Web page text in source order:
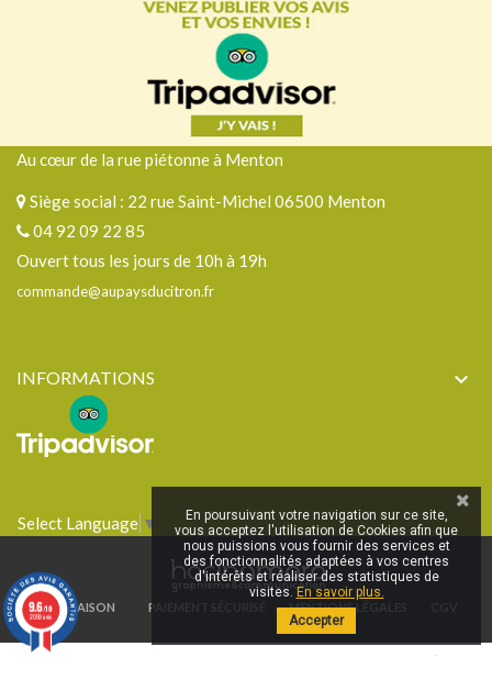
Au cœur de la rue piétonne à Menton
Siège social : 22 rue Saint-Michel 06500 Menton
04 92 09 22 85
Ouvert tous les jours de 10h à 19h
commande@aupaysducitron.fr
INFORMATIONS 
Select Language ▼
LIVRAISON PAIEMENT SÉCURISÉ MENTIONS LÉGALES
En poursuivant votre navigation sur ce site,
vous acceptez l'utilisation de Cookies afin que
nous puissions vous fournir des services et
des fonctionnalités adaptées à vos centres
d'intérêts et réaliser des statistiques de
visites. En savoir plus.
Accepter
9.6/10
2059 avis